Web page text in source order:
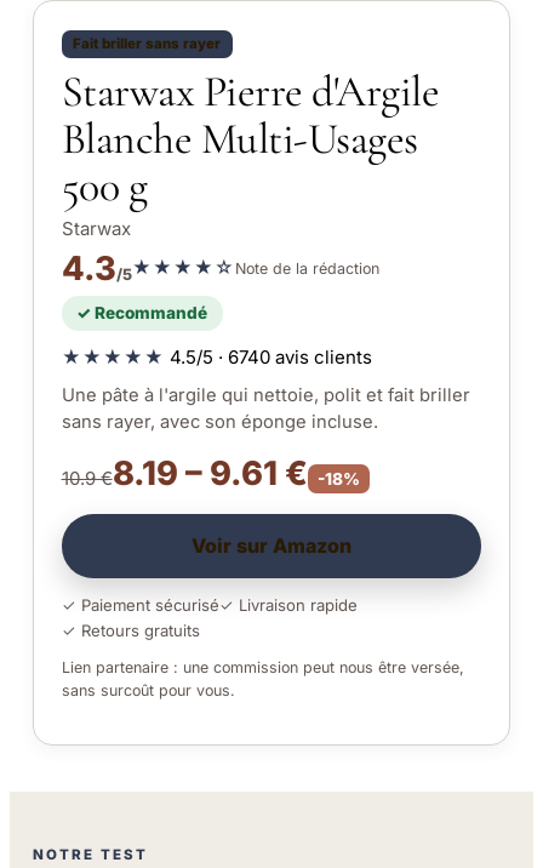
Fait briller sans rayer
Starwax Pierre d'Argile
Blanche Multi-Usages
500 g
Starwax
4.3/5★★★★☆ Note de la rédaction
✓ Recommandé
★★★★★ 4.5/5 · 6740 avis clients
Une pâte à l'argile qui nettoie, polit et fait briller
sans rayer, avec son éponge incluse.
10.9 €8.19 – 9.61 € -18%
Voir sur Amazon
✓ Paiement sécurisé✓ Livraison rapide
✓ Retours gratuits
Lien partenaire : une commission peut nous être versée,
sans surcoût pour vous.
NOTRE TEST